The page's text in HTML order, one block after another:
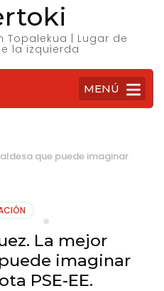
Topalekua | Lugar de
la izquierda
MENÚ
que puede imaginar
La mejor
imaginar
PSE-EE.